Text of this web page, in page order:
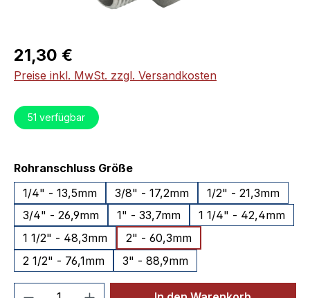
Regulärer Preis:
21,30 €
Preise inkl. MwSt. zzgl. Versandkosten
51 verfügbar
Rohranschluss Größeauswählen
1/4" - 13,5mm
3/8" - 17,2mm
1/2" - 21,3mm
3/4" - 26,9mm
1" - 33,7mm
1 1/4" - 42,4mm
1 1/2" - 48,3mm
2" - 60,3mm
2 1/2" - 76,1mm
3" - 88,9mm
Produkt Anzahl: Gib den